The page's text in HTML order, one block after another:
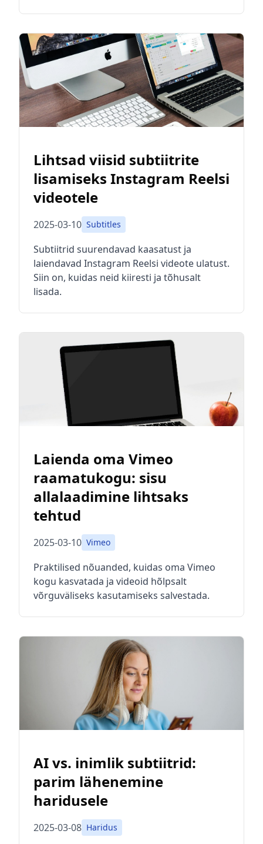
Lihtsad viisid subtiitrite
lisamiseks Instagram Reelsi
videotele
2025-03-10 Subtitles
Subtiitrid suurendavad kaasatust ja
laiendavad Instagram Reelsi videote ulatust.
Siin on, kuidas neid kiiresti ja tõhusalt
lisada.
Laienda oma Vimeo
raamatukogu: sisu
allalaadimine lihtsaks
tehtud
2025-03-10 Vimeo
Praktilised nõuanded, kuidas oma Vimeo
kogu kasvatada ja videoid hõlpsalt
võrguväliseks kasutamiseks salvestada.
AI vs. inimlik subtiitrid:
parim lähenemine
haridusele
2025-03-08 Haridus